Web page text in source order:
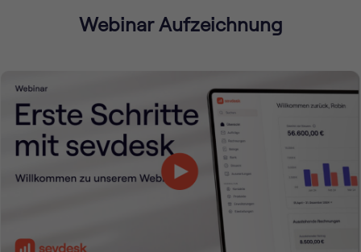
Webinar Aufzeichnung